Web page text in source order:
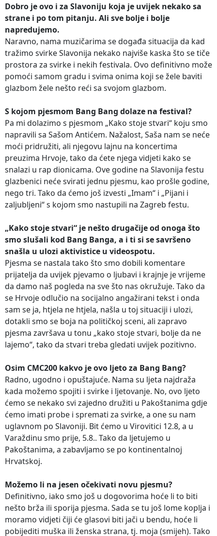
Dobro je ovo i za Slavoniju koja je uvijek nekako sa
strane i po tom pitanju. Ali sve bolje i bolje
napredujemo.
Naravno, nama muzičarima se događa situacija da kad
tražimo svirke Slavonija nekako najviše kaska što se tiče
prostora za svirke i nekih festivala. Ovo definitivno može
pomoći samom gradu i svima onima koji se žele baviti
glazbom žele nešto reći sa svojom glazbom.
S kojom pjesmom Bang Bang dolaze na festival?
Pa mi dolazimo s pjesmom „Kako stoje stvari“ koju smo
napravili sa Sašom Antićem. Nažalost, Saša nam se neće
moći pridružiti, ali njegovu lajnu na koncertima
preuzima Hrvoje, tako da ćete njega vidjeti kako se
snalazi u rap dionicama. Ove godine na Slavonija festu
glazbenici neće svirati jednu pjesmu, kao prošle godine,
nego tri. Tako da ćemo još izvesti „Imam“ i „Pijani i
zaljubljeni“ s kojom smo nastupili na Zagreb festu.
„Kako stoje stvari“ je nešto drugačije od onoga što
smo slušali kod Bang Banga, a i ti si se savršeno
snašla u ulozi aktivistice u videospotu.
Pjesma se nastala tako što smo dobili komentare
prijatelja da uvijek pjevamo o ljubavi i krajnje je vrijeme
da damo naš pogleda na sve što nas okružuje. Tako da
se Hrvoje odlučio na socijalno angažirani tekst i onda
sam se ja, htjela ne htjela, našla u toj situaciji i ulozi,
dotakli smo se boja na političkoj sceni, ali zapravo
pjesma završava u tonu „kako stoje stvari, bolje da ne
lajemo“, tako da stvari treba gledati uvijek pozitivno.
Osim CMC200 kakvo je ovo ljeto za Bang Bang?
Radno, ugodno i opuštajuće. Nama su ljeta najdraža
kada možemo spojiti i svirke i ljetovanje. No, ovo ljeto
ćemo se nekako svi zajedno družiti u Pakoštanima gdje
ćemo imati probe i spremati za svirke, a one su nam
uglavnom po Slavoniji. Bit ćemo u Virovitici 12.8, a u
Varaždinu smo prije, 5.8.. Tako da ljetujemo u
Pakoštanima, a zabavljamo se po kontinentalnoj
Hrvatskoj.
Možemo li na jesen očekivati novu pjesmu?
Definitivno, iako smo još u dogovorima hoće li to biti
nešto brža ili sporija pjesma. Sada se tu još lome koplja i
moramo vidjeti čiji će glasovi biti jači u bendu, hoće li
pobijediti muška ili ženska strana, tj. moja (smijeh). Tako